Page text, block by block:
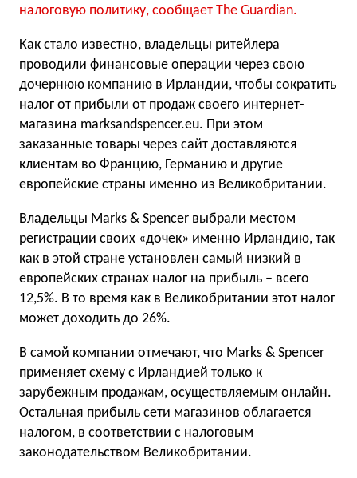
налоговую политику, сообщает The Guardian.
Как стало известно, владельцы ритейлера
проводили финансовые операции через свою
дочернюю компанию в Ирландии, чтобы сократить
налог от прибыли от продаж своего интернет-
магазина marksandspencer.eu. При этом
заказанные товары через сайт доставляются
клиентам во Францию, Германию и другие
европейские страны именно из Великобритании.
Владельцы Marks & Spencer выбрали местом
регистрации своих «дочек» именно Ирландию, так
как в этой стране установлен самый низкий в
европейских странах налог на прибыль – всего
12,5%. В то время как в Великобритании этот налог
может доходить до 26%.
В самой компании отмечают, что Marks & Spencer
применяет схему с Ирландией только к
зарубежным продажам, осуществляемым онлайн.
Остальная прибыль сети магазинов облагается
налогом, в соответствии с налоговым
законодательством Великобритании.